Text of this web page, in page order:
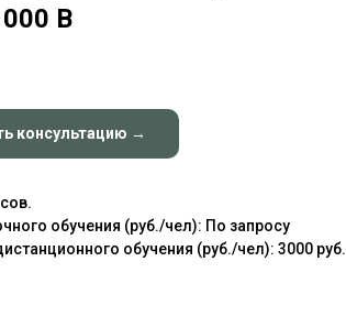
В
консультацию →
обучения (руб./чел): По запросу
обучения (руб./чел): 3000 руб.